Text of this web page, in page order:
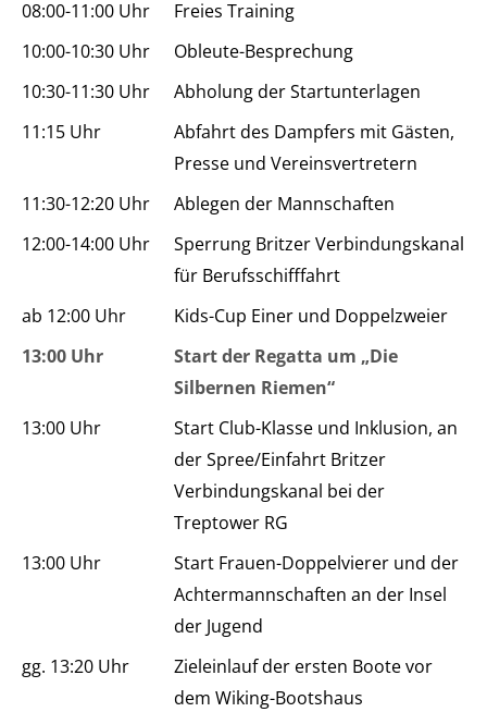
08:00-11:00 Uhr
Freies Training
10:00-10:30 Uhr
Obleute-Besprechung
10:30-11:30 Uhr
Abholung der Startunterlagen
11:15 Uhr
Abfahrt des Dampfers mit Gästen,
Presse und Vereinsvertretern
11:30-12:20 Uhr
Ablegen der Mannschaften
12:00-14:00 Uhr
Sperrung Britzer Verbindungskanal
für Berufsschifffahrt
ab 12:00 Uhr
Kids-Cup Einer und Doppelzweier
13:00 Uhr
Start der Regatta um „Die
Silbernen Riemen“
13:00 Uhr
Start Club-Klasse und Inklusion, an
der Spree/Einfahrt Britzer
Verbindungskanal bei der
Treptower RG
13:00 Uhr
Start Frauen-Doppelvierer und der
Achtermannschaften an der Insel
der Jugend
gg. 13:20 Uhr
Zieleinlauf der ersten Boote vor
dem Wiking-Bootshaus